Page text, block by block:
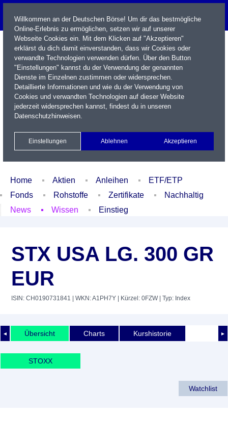
Name / WKN / ISIN / Kürzel
Xetra Realtime
Watchlist Portfolio Login
Home Aktien Anleihen
ETF/ETP
Fonds
Rohstoffe Zertifikate
Nachhaltig
News
Wissen Einstieg
STX USA LG. 300 GR
EUR
ISIN: CH0190731841 | WKN: A1PH7Y | Kürzel: 0FZW| Typ: Index
◄ ►
Übersicht Charts Kurshistorie
STOXX
Watchlist
Willkommen an der Deutschen Börse! Um dir das bestmögliche
Online-Erlebnis zu ermöglichen, setzen wir auf unserer
Webseite Cookies ein. Mit dem Klicken auf "Akzeptieren"
erklärst du dich damit einverstanden, dass wir Cookies oder
verwandte Technologien verwenden dürfen. Über den Button
"Einstellungen" kannst du der Verwendung der genannten
Dienste im Einzelnen zustimmen oder widersprechen.
Detaillierte Informationen und wie du der Verwendung von
Cookies und verwandten Technologien auf dieser Website
jederzeit widersprechen kannst, findest du in unseren
Datenschutzhinweisen.
Einstellungen Ablehnen Akzeptieren